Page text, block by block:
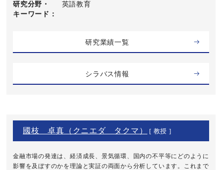
研究分野・
キーワード
英語教育
研究業績一覧
シラバス情報
國枝 卓真（クニエダ タクマ） [ 教授 ]
金融市場の発達は、経済成長、景気循環、国内の不平等にどのように
影響を及ぼすのかを理論と実証の両面から分析しています。これまで